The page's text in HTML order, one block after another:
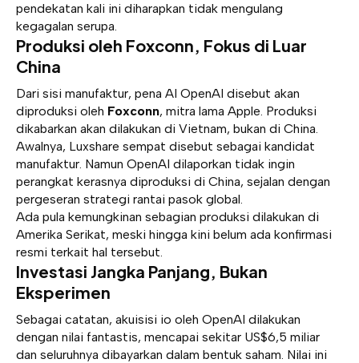
pendekatan kali ini diharapkan tidak mengulang
kegagalan serupa.
Produksi oleh Foxconn, Fokus di Luar
China
Dari sisi manufaktur, pena AI OpenAI disebut akan
diproduksi oleh Foxconn, mitra lama Apple. Produksi
dikabarkan akan dilakukan di Vietnam, bukan di China.
Awalnya, Luxshare sempat disebut sebagai kandidat
manufaktur. Namun OpenAI dilaporkan tidak ingin
perangkat kerasnya diproduksi di China, sejalan dengan
pergeseran strategi rantai pasok global.
Ada pula kemungkinan sebagian produksi dilakukan di
Amerika Serikat, meski hingga kini belum ada konfirmasi
resmi terkait hal tersebut.
Investasi Jangka Panjang, Bukan
Eksperimen
Sebagai catatan, akuisisi io oleh OpenAI dilakukan
dengan nilai fantastis, mencapai sekitar US$6,5 miliar
dan seluruhnya dibayarkan dalam bentuk saham. Nilai ini